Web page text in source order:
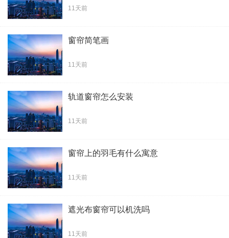
11天前
窗帘简笔画
11天前
轨道窗帘怎么安装
11天前
窗帘上的羽毛有什么寓意
11天前
遮光布窗帘可以机洗吗
11天前